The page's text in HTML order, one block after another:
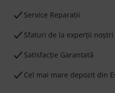
Service Reparații
Sfaturi de la experții noștri
Satisfacție Garantată
Cel mai mare depozit din